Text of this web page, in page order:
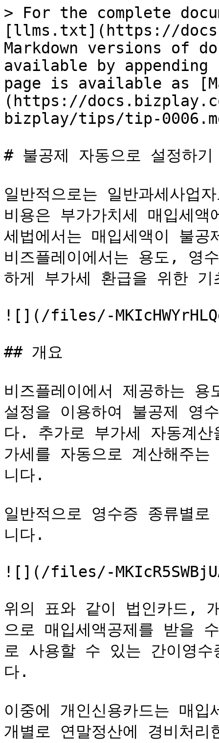
> For the complete
[llms.txt](https://
Markdown versions of
available by
page is available as
(https://
bizplay/tips/tip-
# 불공제 자동으로 설정하기
일반적으로는 일반과세사업
비용은 부가가치세 매입세
세법에서는 매입세액이 불
비즈플레이에서는 용도, 영
하게 부가세 환급을 위한
![](/files/-
## 개요
비즈플레이에서 제공하는
설정을 이용하여 불공제 영
다. 추가로 부가세 자동계
가세를 자동으로 계산해주
니다.
일반적으로 영수증 종류별
니다.
![](/files/-
위의 표와 같이 법인카드,
으로 매입세액공제를 받을
로 사용할 수 있는 간이영수
다.
이중에 개인신용카드는 매
개별로 연말정산에 경비처